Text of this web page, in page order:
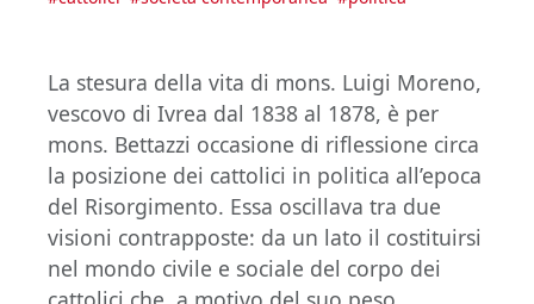
La stesura della vita di mons. Luigi Moreno,
vescovo di Ivrea dal 1838 al 1878, è per
mons. Bettazzi occasione di riflessione circa
la posizione dei cattolici in politica all’epoca
del Risorgimento. Essa oscillava tra due
visioni contrapposte: da un lato il costituirsi
nel mondo civile e sociale del corpo dei